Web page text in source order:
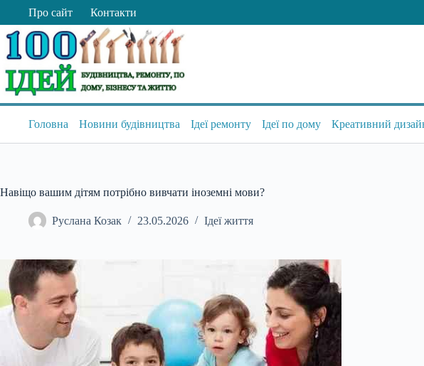
вмісту
Про сайт Контакти
Головна Новини будівництва Ідеї ремонту Ідеї по дому Креативний
Навіщо вашим дітям потрібно вивчати іноземні мови?
Руслана Козак 23.05.2026 Ідеї життя